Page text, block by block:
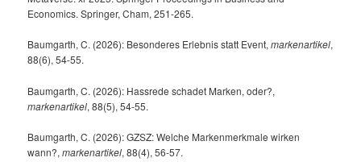
Economics. Springer, Cham, 251-265.
Baumgarth, C. (2026): Besonderes Erlebnis statt Event,markenartikel,
88(6), 54-55.
Baumgarth, C. (2026): Hassrede schadet Marken, oder?,
markenartikel, 88(5), 54-55.
Baumgarth, C. (2026): GZSZ: Welche Markenmerkmale wirken
wann?,markenartikel, 88(4), 56-57.